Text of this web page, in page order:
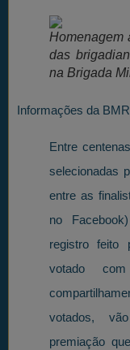
Homenagem
das
na Brigada
Informações da
Entre
selecionadas
entre as
no
registro feito
votado
votados,
premiação